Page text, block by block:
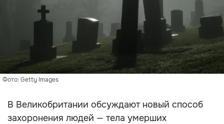
Фото: Getty Images
В Великобритании обсуждают новый способ
захоронения людей — тела умерших